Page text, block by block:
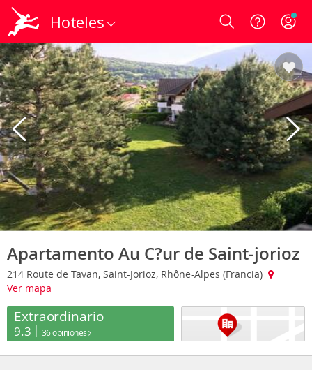
Hoteles Login
Apartamento Au C?ur de Saint-jorioz
214 Route de Tavan, Saint-Jorioz, Rhône-Alpes (Francia)
Ver mapa
Extraordinario
9.3 36 opiniones